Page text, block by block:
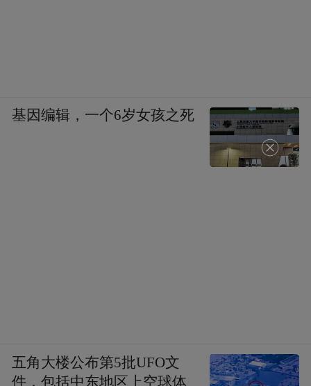
基因编辑，一个6岁女孩之死
五角大楼公布第5批UFO文
件，包括中东地区上空球体